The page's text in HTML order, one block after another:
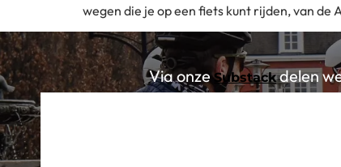
wegen die je op een fiets kunt rijden, van de
Via onzeSubstackdelen